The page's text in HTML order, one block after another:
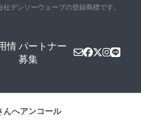
社デンソーウェーブの登録商標です。
情パートナー
募集
んへアンコール